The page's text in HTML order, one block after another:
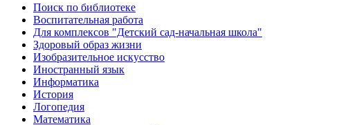
Поиск по библиотеке
Воспитательная работа
Для комплексов "Детский сад-начальная школа"
Здоровый образ жизни
Изобразительное искусство
Иностранный язык
Информатика
История
Логопедия
Математика